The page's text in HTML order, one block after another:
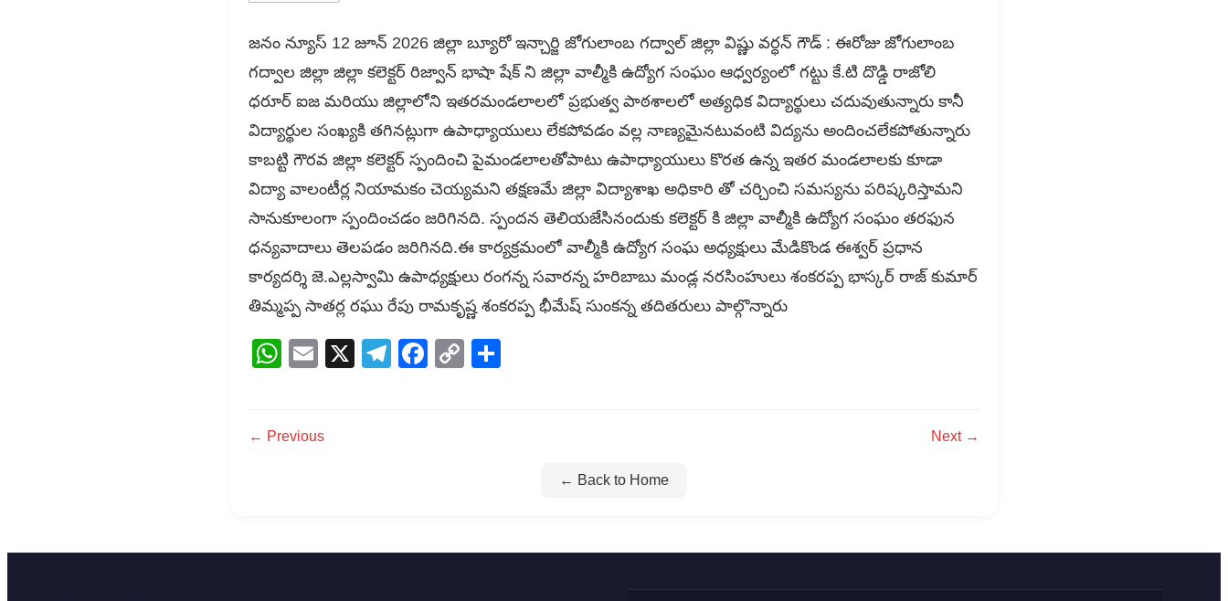
జనం న్యూస్ 12 జూన్ 2026 జిల్లా బ్యూరో ఇన్చార్జి జోగులాంబ గద్వాల్ జిల్లా విష్ణు వర్ధన్ గౌడ్ : ఈరోజు జోగులాంబ
గద్వాల జిల్లా జిల్లా కలెక్టర్ రిజ్వాన్ భాషా షేక్ ని జిల్లా వాల్మీకి ఉద్యోగ సంఘం ఆధ్వర్యంలో గట్టు కే.టి దొడ్డి రాజోలి
ధరూర్ ఐజ మరియు జిల్లాలోని ఇతరమండలాలలో ప్రభుత్వ పాఠశాలలో అత్యధిక విద్యార్థులు చదువుతున్నారు కానీ
విద్యార్థుల సంఖ్యకి తగినట్లుగా ఉపాధ్యాయులు లేకపోవడం వల్ల నాణ్యమైనటువంటి విద్యను అందించలేకపోతున్నారు
కాబట్టి గౌరవ జిల్లా కలెక్టర్ స్పందించి పైమండలాలతోపాటు ఉపాధ్యాయులు కొరత ఉన్న ఇతర మండలాలకు కూడా
విద్యా వాలంటీర్ల నియామకం చెయ్యమని తక్షణమే జిల్లా విద్యాశాఖ అధికారి తో చర్చించి సమస్యను పరిష్కరిస్తామని
సానుకూలంగా స్పందించడం జరిగినది. స్పందన తెలియజేసినందుకు కలెక్టర్ కి జిల్లా వాల్మీకి ఉద్యోగ సంఘం తరఫున
ధన్యవాదాలు తెలపడం జరిగినది.ఈ కార్యక్రమంలో వాల్మీకి ఉద్యోగ సంఘ అధ్యక్షులు మేడికొండ ఈశ్వర్ ప్రధాన
కార్యదర్శి జె.ఎల్లస్వామి ఉపాధ్యక్షులు రంగన్న సవారన్న హరిబాబు మండ్ల నరసింహులు శంకరప్ప భాస్కర్ రాజ్ కుమార్
తిమ్మప్ప సాతర్ల రఘు రేపు రామకృష్ణ శంకరప్ప భీమేష్ సుంకన్న తదితరులు పాల్గొన్నారు
WhatsApp
Email
X Telegram
Facebook
Copy
← Previous Next →
← Back to Home